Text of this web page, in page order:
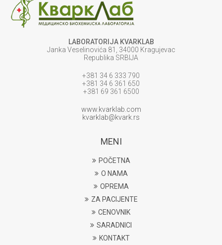
LABORATORIJA KVARKLAB
Janka Veselinovića 81, 34000 Kragujevac
Republika SRBIJA
+381 34 6 333 790
+381 34 6 361 650
+381 69 361 6500
www.kvarklab.com
kvarklab@kvark.rs
MENI
POČETNA
O NAMA
OPREMA
ZA PACIJENTE
CENOVNIK
SARADNICI
KONTAKT